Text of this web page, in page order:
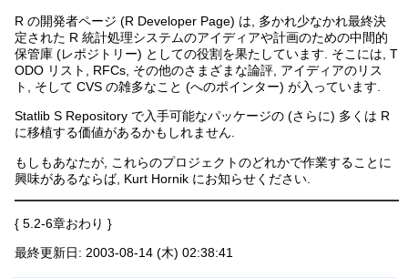
R の開発者ページ (R Developer Page) は, 多かれ少なかれ最終決
定された R 統計処理システムのアイディアや計画のための中間的
保管庫 (レポジトリー) としての役割を果たしています. そこには, T
ODO リスト, RFCs, その他のさまざまな論評, アイディアのリス
ト, そして CVS の雑多なこと (へのポインター) が入っています.
Statlib S Repository で入手可能なパッケージの (さらに) 多くは R
に移植する価値があるかもしれません.
もしもあなたが, これらのプロジェクトのどれかで作業することに
興味があるならば, Kurt Hornik にお知らせください.
{ 5.2-6章おわり }
最終更新日: 2003-08-14 (木) 02:38:41